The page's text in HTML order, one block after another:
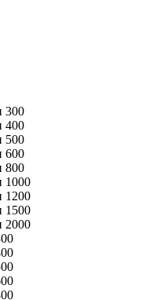
300
400
500
600
800
1000
1200
1500
2000